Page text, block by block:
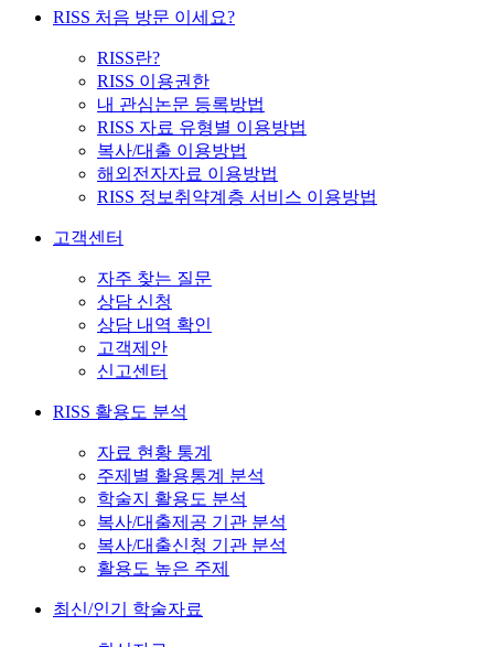
RISS 처음 방문 이세요?
RISS란?
RISS 이용권한
내 관심논문 등록방법
RISS 자료 유형별 이용방법
복사/대출 이용방법
해외전자자료 이용방법
RISS 정보취약계층 서비스 이용방법
고객센터
자주 찾는 질문
상담 신청
상담 내역 확인
고객제안
신고센터
RISS 활용도 분석
자료 현황 통계
주제별 활용통계 분석
학술지 활용도 분석
복사/대출제공 기관 분석
복사/대출신청 기관 분석
활용도 높은 주제
최신/인기 학술자료